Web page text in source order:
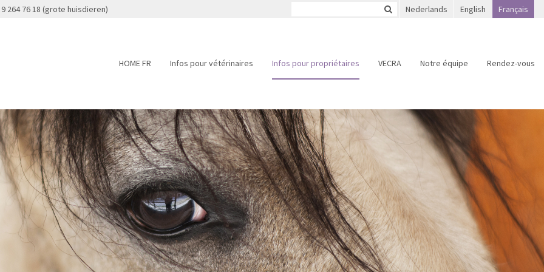
9 264 76 18 (grote huisdieren) Nederlands English Français
HOME FR Infos pour vétérinaires Infos pour propriétaires VECRA Notre équipe Rendez-vous